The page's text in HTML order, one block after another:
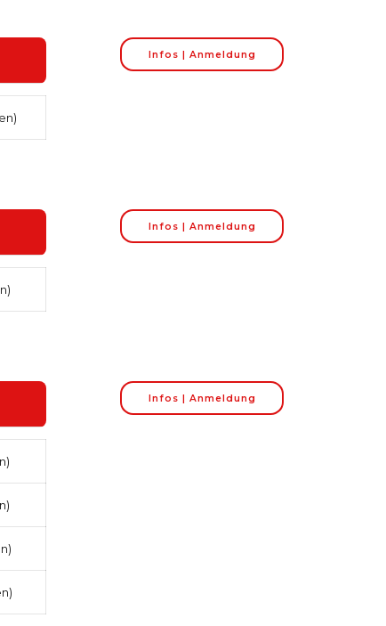
Infos | Anmeldung
Infos | Anmeldung
Infos | Anmeldung